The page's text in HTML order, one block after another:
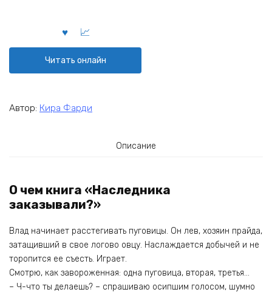
Читать онлайн
Автор: Кира Фарди
Описание
О чем книга «Наследника
заказывали?»
Влад начинает расстегивать пуговицы. Он лев, хозяин прайда,
затащивший в свое логово овцу. Наслаждается добычей и не
торопится ее съесть. Играет.
Смотрю, как завороженная: одна пуговица, вторая, третья…
– Ч-что ты делаешь? – спрашиваю осипшим голосом, шумно